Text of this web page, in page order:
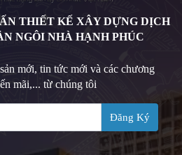
THIẾT KẾ XÂY DỰNG DỊCH
NGÔI NHÀ HẠNH PHÚC
mới, tin tức mới và các chương
mãi,... từ chúng tôi
Đăng Ký